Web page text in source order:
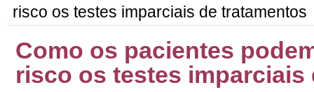
risco os testes imparciais de tratamentos
Como os pacientes
risco os testes imparciais